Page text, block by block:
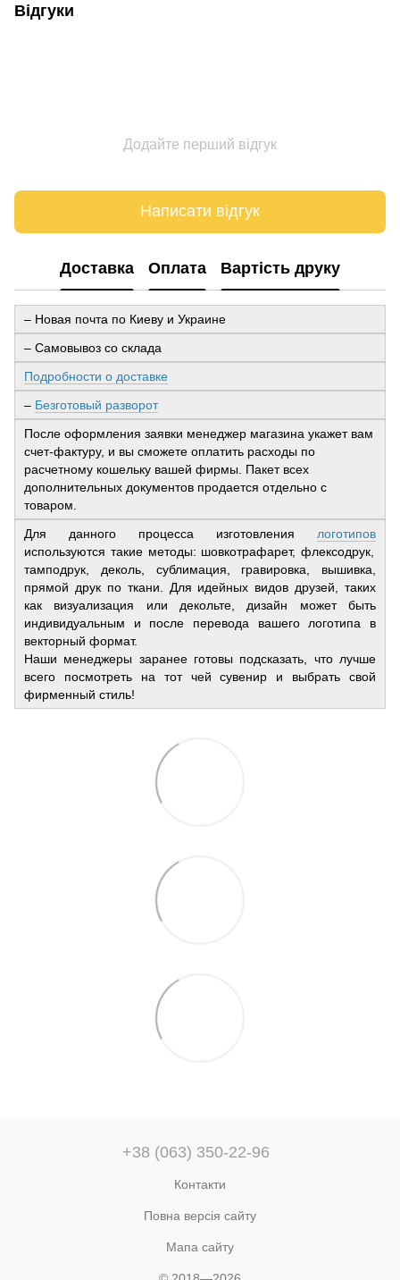
Відгуки
Додайте перший відгук
Написати відгук
Доставка Оплата Вартість друку
– Новая почта по Киеву и Украине
– Самовывоз со склада
Подробности о доставке
– Безготовый разворот
После оформления заявки менеджер магазина укажет вам
счет-фактуру, и вы сможете оплатить расходы по
расчетному кошельку вашей фирмы. Пакет всех
дополнительных документов продается отдельно с
товаром.
Для данного процесса изготовления логотипов
используются такие методы: шовкотрафарет, флексодрук,
тамподрук, деколь, сублимация, гравировка, вышивка,
прямой друк по ткани. Для идейных видов друзей, таких
как визуализация или декольте, дизайн может быть
индивидуальным и после перевода вашего логотипа в
векторный формат.
Наши менеджеры заранее готовы подсказать, что лучше
всего посмотреть на тот чей сувенир и выбрать свой
фирменный стиль!
+38 (063) 350-22-96
Контакти
Повна версія сайту
Мапа сайту